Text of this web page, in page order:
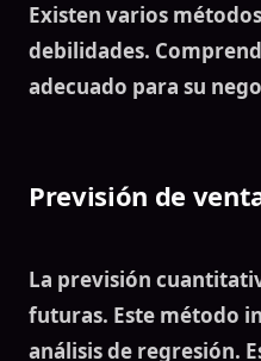
Existen varios
debilidades.
adecuado para su
Previsión de
La previsión
futuras. Este método
análisis de regresión.